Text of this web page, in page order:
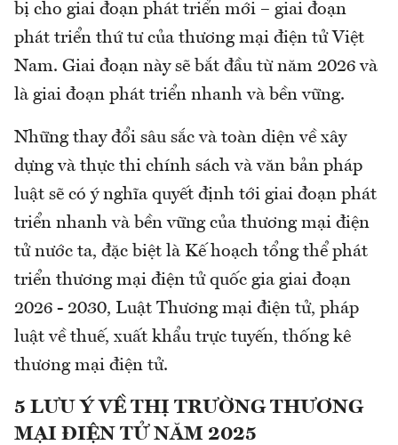
bị cho giai đoạn phát triển mới – giai đoạn
phát triển thứ tư của thương mại điện tử Việt
Nam. Giai đoạn này sẽ bắt đầu từ năm 2026 và
là giai đoạn phát triển nhanh và bền vững.
Những thay đổi sâu sắc và toàn diện về xây
dựng và thực thi chính sách và văn bản pháp
luật sẽ có ý nghĩa quyết định tới giai đoạn phát
triển nhanh và bền vững của thương mại điện
tử nước ta, đặc biệt là Kế hoạch tổng thể phát
triển thương mại điện tử quốc gia giai đoạn
2026 - 2030, Luật Thương mại điện tử, pháp
luật về thuế, xuất khẩu trực tuyến, thống kê
thương mại điện tử.
5 LƯU Ý VỀ THỊ TRƯỜNG THƯƠNG
MẠI ĐIỆN TỬ NĂM 2025